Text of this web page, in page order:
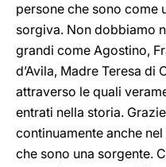
persone che sono come
sorgiva. Non dobbiamo
grandi come Agostino,
d’Avila, Madre Teresa di
attraverso le quali
entrati nella storia.
continuamente anche
che sono una sorgente.